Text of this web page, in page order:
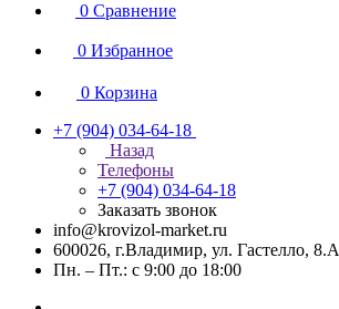
0 Сравнение
0 Избранное
0 Корзина
+7 (904) 034-64-18
Назад
Телефоны
+7 (904) 034-64-18
Заказать звонок
info@krovizol-market.ru
600026, г.Владимир, ул. Гастелло, 8.А
Пн. – Пт.: с 9:00 до 18:00